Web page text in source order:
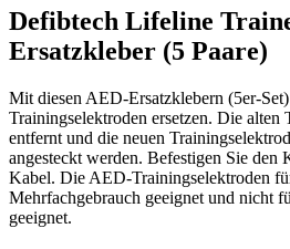
Defibtech Lifeline
Ersatzkleber (5 Paare)
Mit diesen AED-Ersatzklebern (5er-
Trainingselektroden ersetzen. Die alten
entfernt und die neuen
angesteckt werden. Befestigen Sie den
Kabel. Die AED-Trainingselektroden
Mehrfachgebrauch geeignet und nicht
geeignet.